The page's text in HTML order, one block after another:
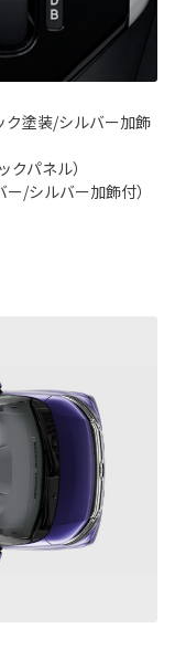
ク塗装/シルバー加飾
パネル）
/シルバー加飾付）